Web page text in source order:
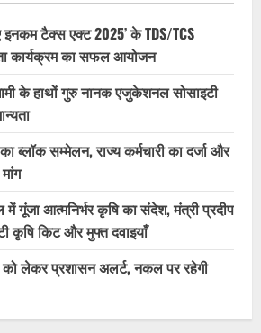
इनकम टैक्स एक्ट 2025’ के TDS/TCS
कार्यक्रम का सफल आयोजन
के हाथों गुरु नानक एजुकेशनल सोसाइटी
ब्लॉक सम्मेलन, राज्य कर्मचारी का दर्जा और
में गूंजा आत्मनिर्भर कृषि का संदेश, मंत्री प्रदीप
कृषि किट और मुफ्त दवाइयाँ
को लेकर प्रशासन अलर्ट, नकल पर रहेगी